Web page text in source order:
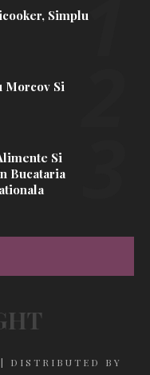
Simplu
Morcov Si
Si
Bucataria
| DISTRIBUTED BY